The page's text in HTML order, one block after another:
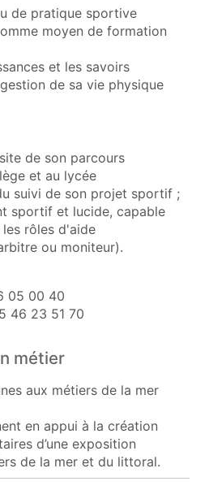
de pratique sportive
moyen de formation
et les savoirs
de sa vie physique
de son parcours
et au lycée
suivi de son projet sportif ;
sportif et lucide, capable
rôles d'aide
ou moniteur).
05 00 40
46 23 51 70
métier
aux métiers de la mer
en appui à la création
d’une exposition
de la mer et du littoral.
nouvelle fenêtre)